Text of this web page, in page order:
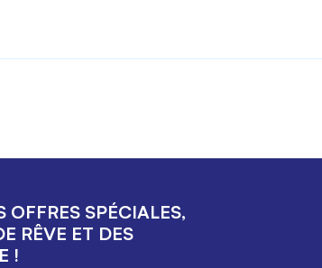
OFFRES SPÉCIALES,
RÊVE ET DES
!